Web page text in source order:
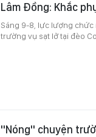
Lâm Đồng: Khắc
Sáng 9-8, lực lượng
trường vụ sạt lở tại đèo
"Nóng" chuyện